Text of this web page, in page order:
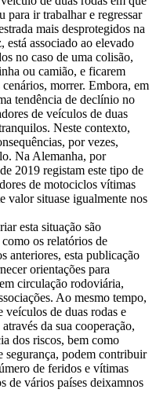
para ir trabalhar e regressar
mais desprotegidos na
associado ao elevado
no caso de uma colisão,
ou camião, e ficarem
morrer. Embora, em
tendência de declínio no
de veículos de duas
Neste contexto,
por vezes,
Na Alemanha, por
2019 registam este tipo de
de motociclos vítimas
valor situase igualmente nos
esta situação são
os relatórios de
anteriores, esta publicação
orientações para
circulação rodoviária,
Ao mesmo tempo,
veículos de duas rodas e
da sua cooperação,
dos riscos, bem como
segurança, podem contribuir
de feridos e vítimas
de vários países deixamnos